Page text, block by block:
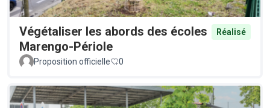
Végétaliser les abords des écoles
Marengo-Périole
Réalisé
Proposition officielle 0